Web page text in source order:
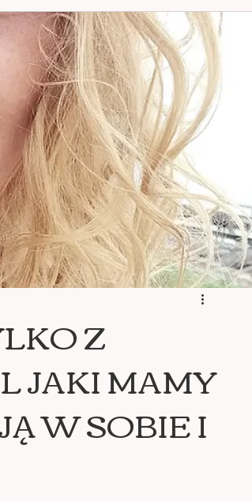
ENERGII MIŁOŚĆ EGO
Z
JAKI MAMY
W SOBIE I